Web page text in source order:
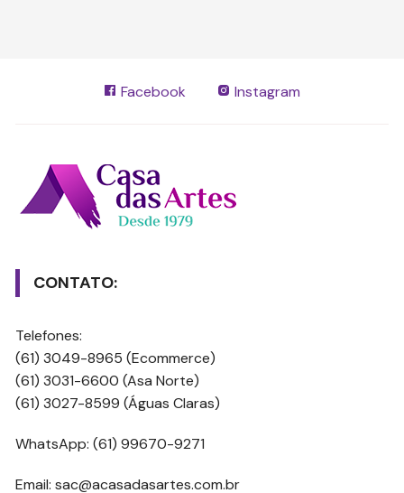
Facebook Instagram
CONTATO:
Telefones:
(61) 3049-8965 (Ecommerce)
(61) 3031-6600 (Asa Norte)
(61) 3027-8599 (Águas Claras)
WhatsApp: (61) 99670-9271
Email: sac@acasadasartes.com.br